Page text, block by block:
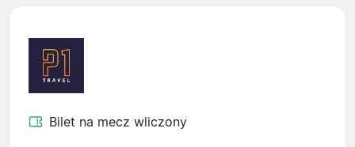
Bilet na mecz wliczony